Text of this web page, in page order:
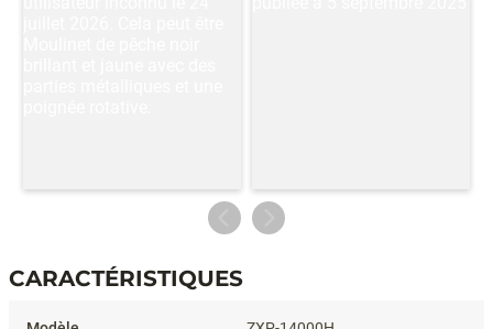
CARACTÉRISTIQUES